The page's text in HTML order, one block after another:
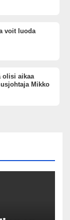
voit luoda
olisi aikaa
Mikko